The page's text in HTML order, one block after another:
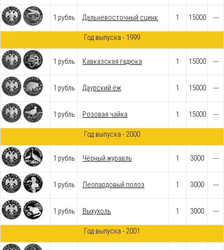
1 рубль Дальневосточный сцинк 1 15000 ---
Год выпуска - 1999
1 рубль Кавказская гадюка 1 15000 ---
1 рубль Даурский ёж 1 15000 ---
1 рубль Розовая чайка 1 15000 ---
Год выпуска - 2000
1 рубль Чёрный журавль 1 3000 ---
1 рубль Леопардовый полоз 1 3000 ---
1 рубль Выхухоль 1 3000 ---
Год выпуска - 2001